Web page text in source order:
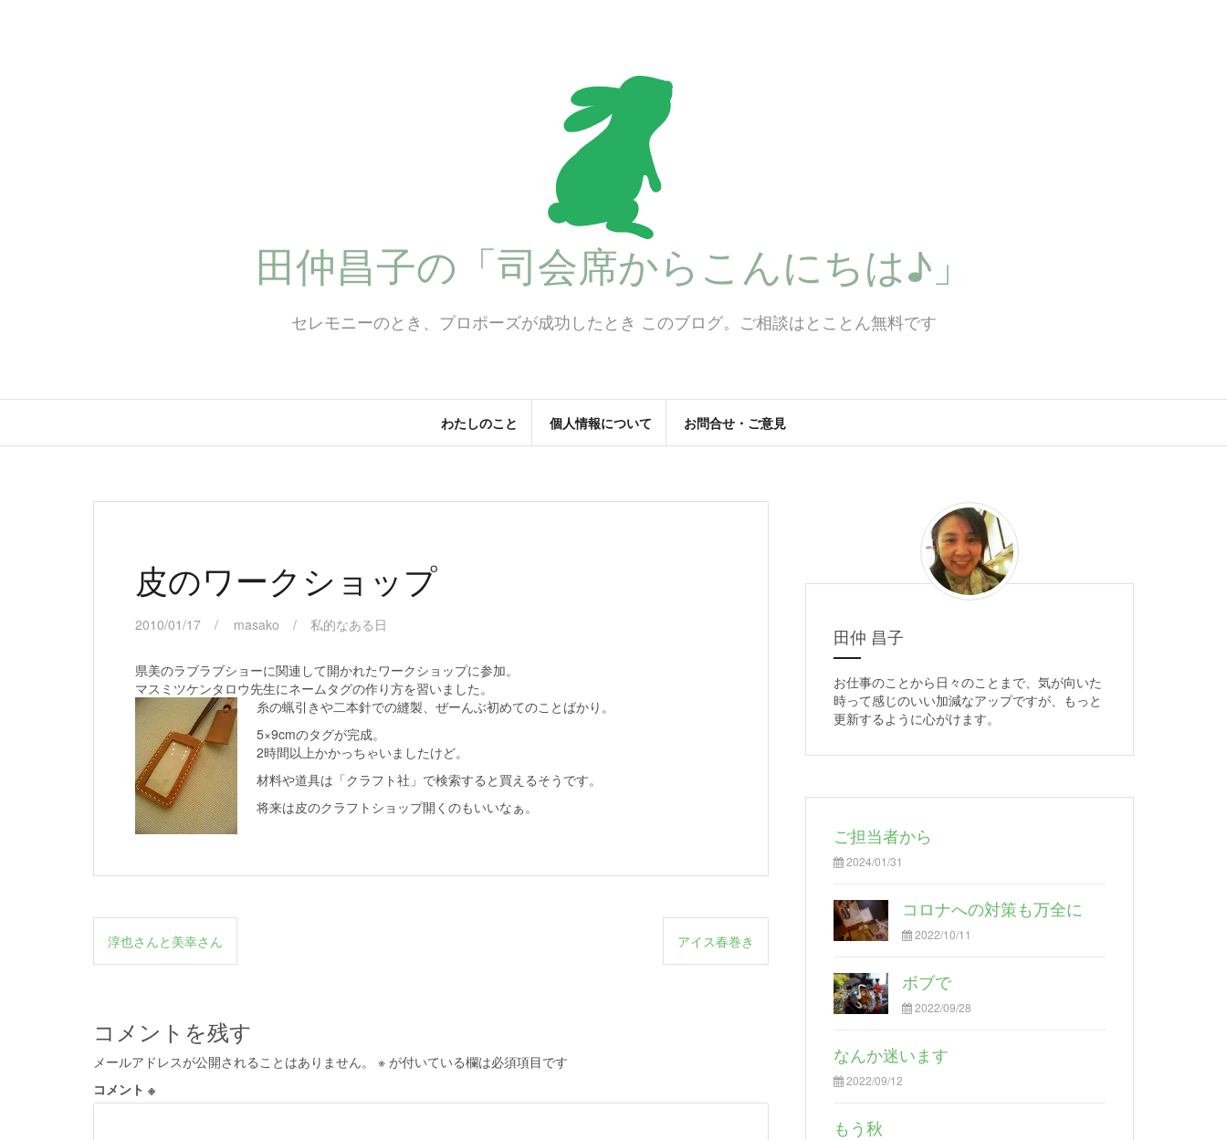
田仲昌子の「司会席からこんにちは♪」
セレモニーのとき、プロポーズが成功したとき このブログ。ご相談はとことん無料です
わたしのこと 個人情報について お問合せ・ご意見
皮のワークショップ
2010/01/17 masako 私的なある日
県美のラブラブショーに関連して開かれたワークショップに参加。
マスミツケンタロウ先生にネームタグの作り方を習いました。
糸の蝋引きや二本針での縫製、ぜーんぶ初めてのことばかり。
5×9cmのタグが完成。
2時間以上かかっちゃいましたけど。
材料や道具は「クラフト社」で検索すると買えるそうです。
将来は皮のクラフトショップ開くのもいいなぁ。
投
稿
ビ
ゲ
ー
シ
淳也さんと美幸さん アイス春巻き
コメントを残す
メールアドレスが公開されることはありません。 ※ が付いている欄は必須項目です
コメント ※
田仲 昌子
お仕事のことから日々のことまで、気が向いた
時って感じのいい加減なアップですが、もっと
更新するように心がけます。
ご担当者から
2024/01/31
コロナへの対策も万全に
2022/10/11
ボブで
2022/09/28
なんか迷います
2022/09/12
もう秋